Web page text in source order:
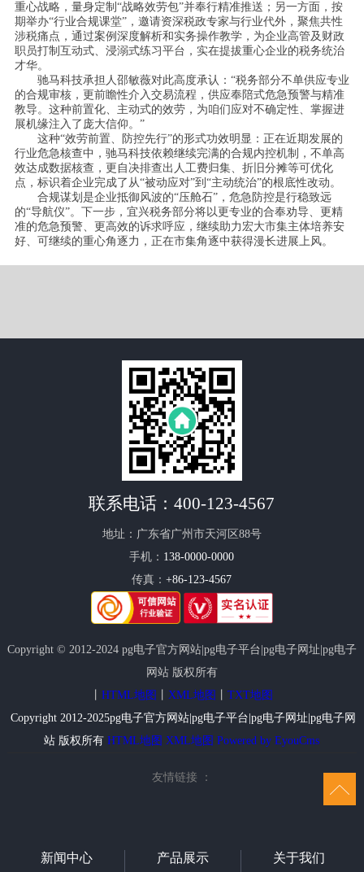
重心战略，量身定制“战略效劳包”并奉行精准推送；另一方面，按
期举办“行业合规课堂”，邀请资深税政专家与行业代外，聚焦共性
涉税痛点，通过案例深度解析和实务操作教学，为企业高管及财政
职员打制互动式、浸溺式练习平台，实在提拔重心企业的税务统治
才华。
驰马科技承担人邵敏薇对此高度承认：“税务部分不单供应专业
的合规审核，更前瞻性介入交易流程，供应奉陪式危急预警与精准
教导。这种前置化、主动式的效劳，为咱们应对不确定性、掌握进
展机缘注入了庞大信仰。”
这种“效劳前置、防控先行”的形式功效明显：正在近期发展的
行业危急核查中，驰马科技依赖继续完满的合规内控机制，不单高
效达成数据核查，更自决排查出人工费归集、折旧分摊等可优化
点，标识着企业完成了从“被动应对”到“主动统治”的根底性改动。
合规谋划是企业抵御风波的“压舱石”，危急防控是行稳致远
的“导航仪”。下一步，宜兴税务部分将以更专业的合奉劝导、更精
准的危急预警、更高效的诉求呼应，继续助力宏大市集主体培养安
好、可继续的重心角逐力，正在市集角逐中获得漫长进展上风。
联系电话：400-123-4567
地址：广东省广州市天河区88号
手机： 138-0000-0000
传真：+86-123-4567
Copyright © 2012-2024 pg电子官方网站|pg电子平台|pg电子网址|pg电子
网站 版权所有
丨HTML地图 XML地图 丨TXT地图
Copyright 2012-2025pg电子官方网站|pg电子平台|pg电子网址|pg电子网
站 版权所有HTML地图 XML地图 Powered by EyouCms
友情链接 ：
关于我们
产品展示
新闻中心